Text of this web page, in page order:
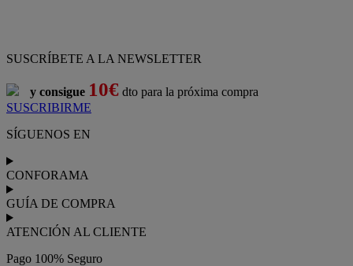
SUSCRÍBETE A LA NEWSLETTER
y consigue 10€ dto para la próxima compra
SUSCRIBIRME
SÍGUENOS EN
CONFORAMA
GUÍA DE COMPRA
ATENCIÓN AL CLIENTE
Pago 100% Seguro